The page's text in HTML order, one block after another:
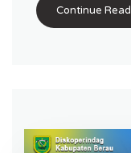
Continue